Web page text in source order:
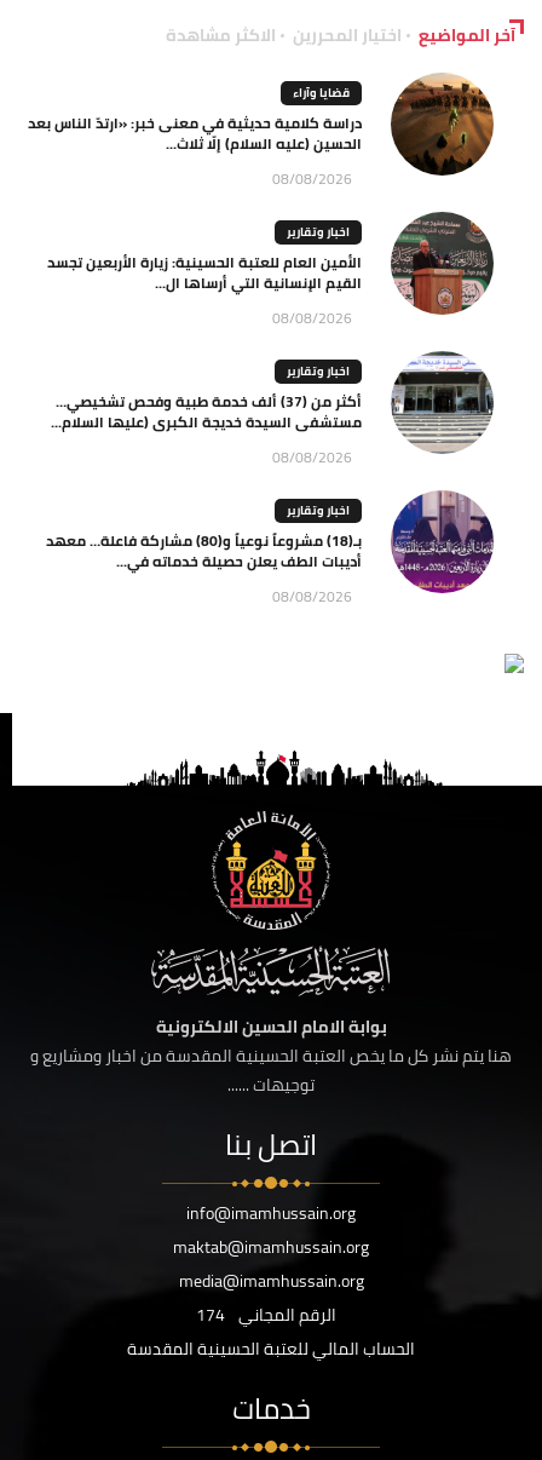
آخر المواضيع اختيار المحررين الاكثر مشاهدة
قضايا وآراء
دراسة كلامية حديثية في معنى خبر: «ارتدّ الناس بعد
الحسين (عليه السلام) إلّا ثلاث...
08/08/2026
اخبار وتقارير
الأمين العام للعتبة الحسينية: زيارة الأربعين تجسد
القيم الإنسانية التي أرساها ال...
08/08/2026
اخبار وتقارير
أكثر من (37) ألف خدمة طبية وفحص تشخيصي…
مستشفى السيدة خديجة الكبرى (عليها السلام...
08/08/2026
اخبار وتقارير
بـ(18) مشروعاً نوعياً و(80) مشاركة فاعلة… معهد
أديبات الطف يعلن حصيلة خدماته في...
08/08/2026
بوابة الامام الحسين الالكترونية
هنا يتم نشر كل ما يخص العتبة الحسينية المقدسة من اخبار ومشاريع و
توجيهات ......
اتصل بنا
info@imamhussain.org
maktab@imamhussain.org
media@imamhussain.org
الرقم المجاني 174
الحساب المالي للعتبة الحسينية المقدسة
خدمات